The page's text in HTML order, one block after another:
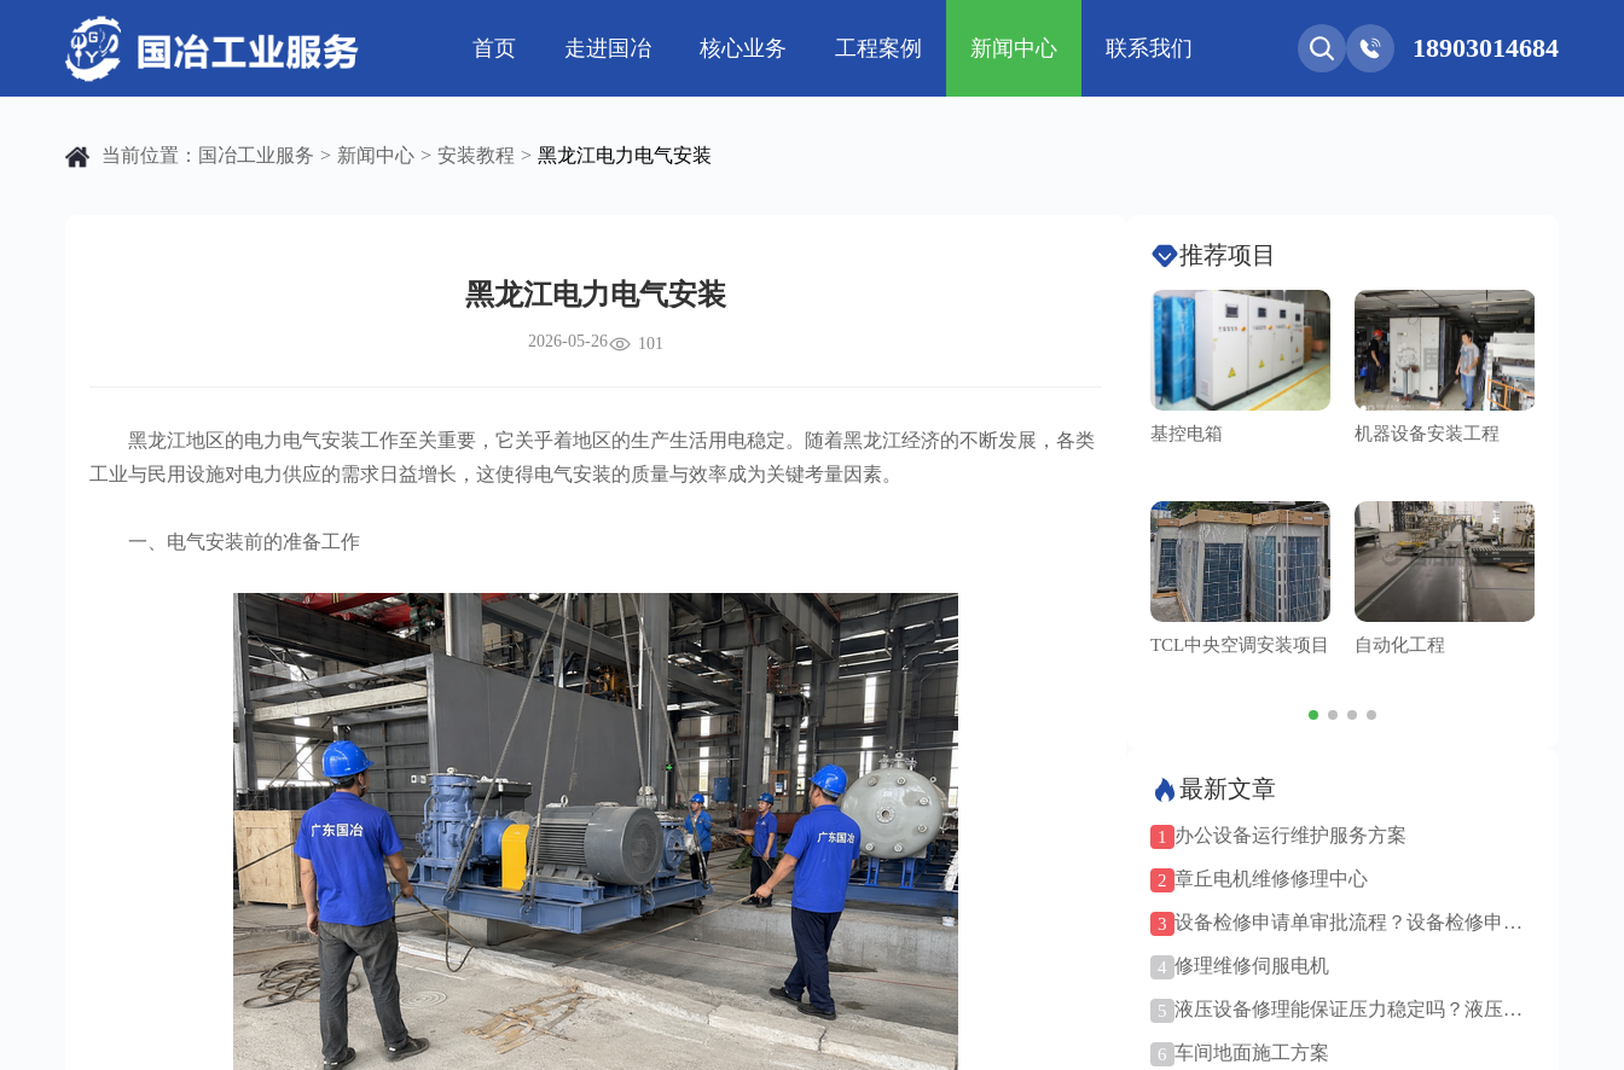
首页 走进国冶
公司简介 发展历程 企业文化
核心业务
电气工程 钢结构工程 管道工程
工程案例
芯片 • 半导体 人工智能 • 机器人 航天 • 低空
新闻中心
公司动态 行业资讯 工程技巧
联系我们 18903014684
当前位置： 国冶工业服务 > 新闻中心 > 安装教程 > 黑龙江电力电气安装
黑龙江电力电气安装
2026-05-26 101
黑龙江地区的电力电气安装工作至关重要，它关乎着地区的生产生活用电稳定。随着黑龙江经济的不断发展，各类
工业与民用设施对电力供应的需求日益增长，这使得电气安装的质量与效率成为关键考量因素。
一、电气安装前的准备工作
推荐项目
基控电箱
TCL中央空调安装项目
机器设备安装工程
自动化工程
最新文章
1 办公设备运行维护服务方案
2 章丘电机维修修理中心
3 设备检修申请单审批流程？设备检修申请
4 修理维修伺服电机
5 液压设备修理能保证压力稳定吗？液压设
6 车间地面施工方案